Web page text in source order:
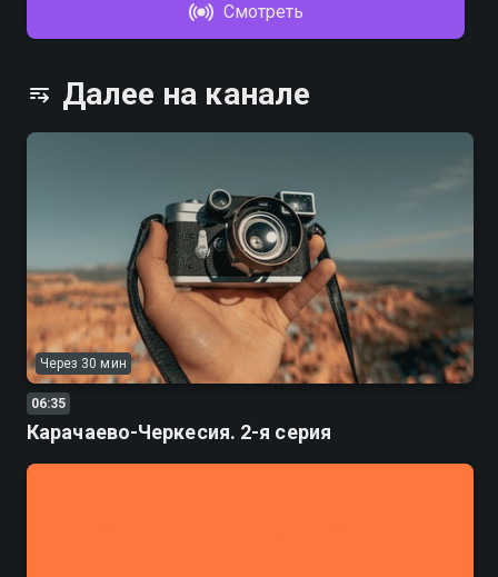
Смотреть
Далее на канале
Через 30 мин
06:35
Карачаево-Черкесия. 2-я серия